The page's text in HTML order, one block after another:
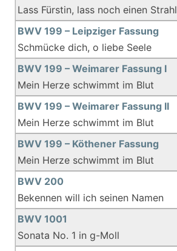
Lass Fürstin, lass noch einen Strahl
BWV 199 – Leipziger Fassung
Schmücke dich, o liebe Seele
BWV 199 – Weimarer Fassung I
Mein Herze schwimmt im Blut
BWV 199 – Weimarer Fassung II
Mein Herze schwimmt im Blut
BWV 199 – Köthener Fassung
Mein Herze schwimmt im Blut
BWV 200
Bekennen will ich seinen Namen
BWV 1001
Sonata No. 1 in g-Moll